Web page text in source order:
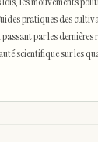
pratiques des
par les dernières
scientifique sur les